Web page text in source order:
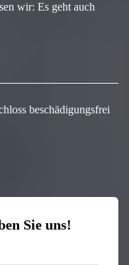
wir: Es geht auch
beschädigungsfrei
Sie uns!